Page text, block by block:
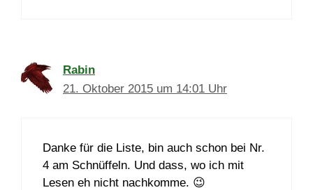
Rabin
21. Oktober 2015 um 14:01 Uhr
Danke für die Liste, bin auch schon bei Nr.
4 am Schnüffeln. Und dass, wo ich mit
Lesen eh nicht nachkomme. 😉